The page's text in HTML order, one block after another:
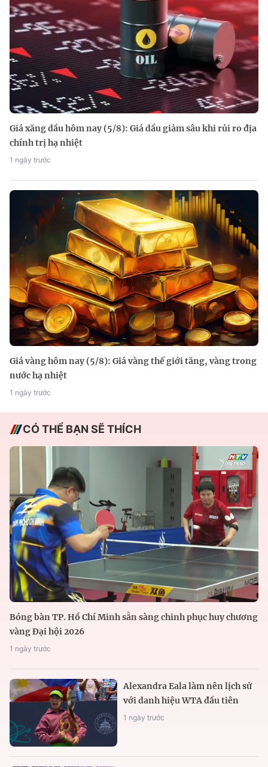
Giá xăng dầu hôm nay (5/8): Giá dầu giảm sâu khi rủi ro địa
chính trị hạ nhiệt
1 ngày trước
Giá vàng hôm nay (5/8): Giá vàng thế giới tăng, vàng trong
nước hạ nhiệt
1 ngày trước
CÓ THỂ BẠN SẼ THÍCH
Bóng bàn TP. Hồ Chí Minh sẵn sàng chinh phục huy chương
vàng Đại hội 2026
1 ngày trước
Alexandra Eala làm nên lịch sử
với danh hiệu WTA đầu tiên
1 ngày trước